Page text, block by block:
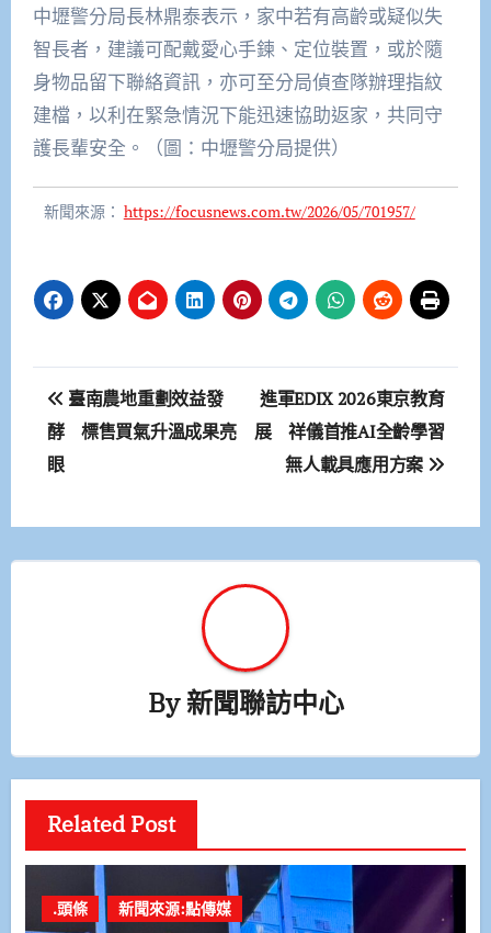
中壢警分局長林鼎泰表示，家中若有高齡或疑似失
智長者，建議可配戴愛心手鍊、定位裝置，或於隨
身物品留下聯絡資訊，亦可至分局偵查隊辦理指紋
建檔，以利在緊急情況下能迅速協助返家，共同守
護長輩安全。（圖：中壢警分局提供）
新聞來源： https://focusnews.com.tw/2026/05/701957/
文
章
導
覽
臺南農地重劃效益發
酵 標售買氣升溫成果亮
眼
進軍EDIX 2026東京教育
展 祥儀首推AI全齡學習
無人載具應用方案
By新聞聯訪中心
Related Post
.頭條 新聞來源:點傳媒